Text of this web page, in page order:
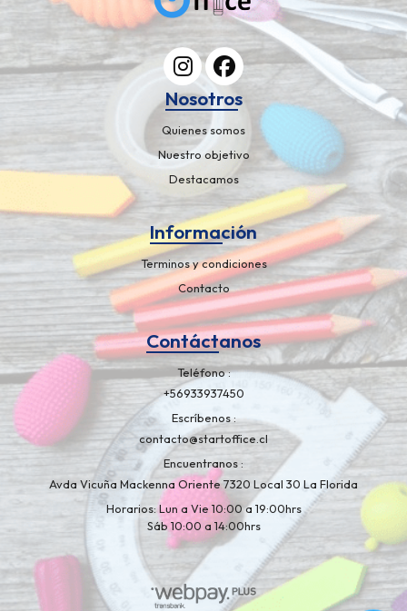
Nosotros
Quienes somos
Nuestro objetivo
Destacamos
Información
Terminos y condiciones
Contacto
Contáctanos
Teléfono
+56933937450
Escríbenos
contacto@startoffice.cl
Encuentranos
Avda Vicuña Mackenna Oriente 7320 Local 30 La Florida
Horarios: Lun a Vie 10:00 a 19:00hrs
Sáb 10:00 a 14:00hrs